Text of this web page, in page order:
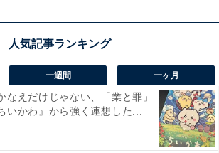
げえヤツになって札束で俺のこと殴れ
坂。「いい友達を持ったんだね」と理
せる母親。しかし瓜生に対し、「言い
えましたか？」と里奈。瓜生は自分が
換えに必死に稼いだ金を家族ではなく
に使う母親への怒りを爆発させ、「俺
だ？ 都合よく金を持ってくるアホか？
一週間 一ヶ月
なえだけじゃない、「業と罪」
いかわ』から強く連想した...